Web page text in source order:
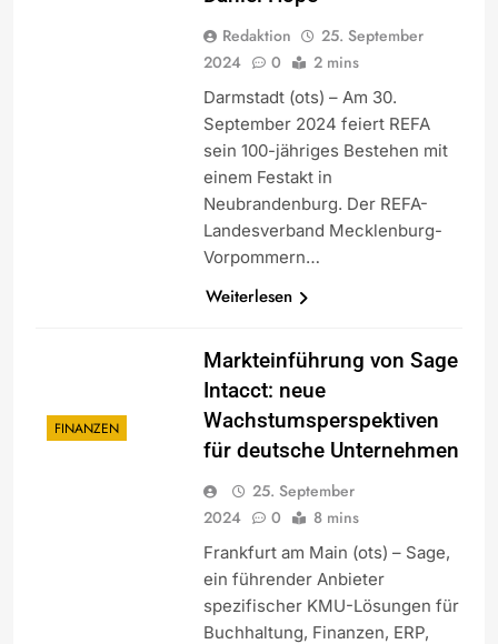
Redaktion
25. September
2024
0 2 mins
Darmstadt (ots) – Am 30.
September 2024 feiert REFA
sein 100-jähriges Bestehen mit
einem Festakt in
Neubrandenburg. Der REFA-
Landesverband Mecklenburg-
Vorpommern…
Weiterlesen
FINANZEN
Markteinführung von Sage
Intacct: neue
Wachstumsperspektiven
für deutsche Unternehmen
25. September
2024
0 8 mins
Frankfurt am Main (ots) – Sage,
ein führender Anbieter
spezifischer KMU-Lösungen für
Buchhaltung, Finanzen, ERP,